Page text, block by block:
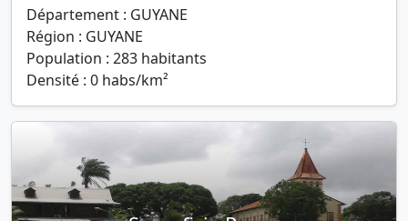
Département : GUYANE
Région : GUYANE
Population : 283 habitants
Densité : 0 habs/km²